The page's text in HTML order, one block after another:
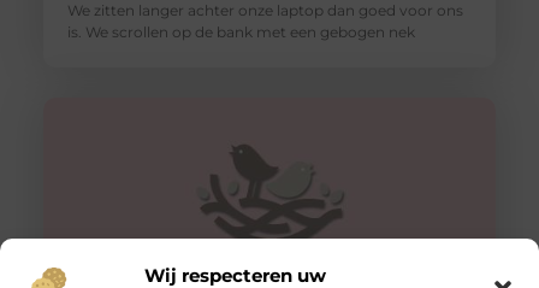
Wij respecteren uw
We zitten langer achter onze laptop dan goed voor ons
is. We scrollen op de bank met een gebogen nek